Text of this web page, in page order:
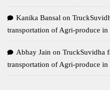
Kanika Bansal on
transportation of Agri-produce
Abhay Jain on TruckSuvidha
transportation of Agri-produce